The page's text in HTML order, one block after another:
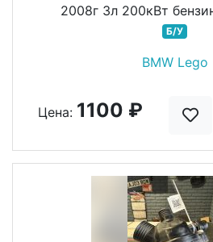
2008г 3л 200кВт
Б/У
BMW Lego
Цена: 1100 ₽